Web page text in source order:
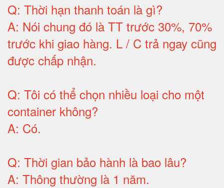
Q: Thời hạn thanh toán là gì?
A: Nói chung đó là TT trước 30%, 70%
trước khi giao hàng. L / C trả ngay cũng
được chấp nhận.
Q: Tôi có thể chọn nhiều loại cho một
container không?
A: Có.
Q: Thời gian bảo hành là bao lâu?
A: Thông thường là 1 năm.